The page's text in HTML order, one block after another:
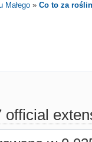
Małego »Co to za
official